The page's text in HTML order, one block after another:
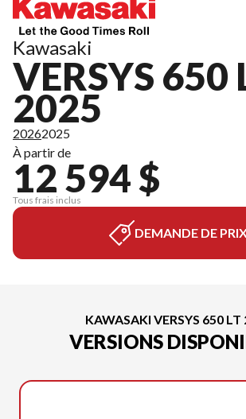
Kawasaki
VERSYS 650
2025
20262025
À partir de
12 594 $
Tous frais inclus
DEMANDE DE
KAWASAKI VERSYS 650 LT
VERSIONS